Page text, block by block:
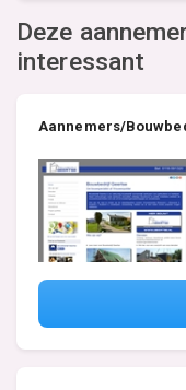
Deze
interessant
Aannemers/